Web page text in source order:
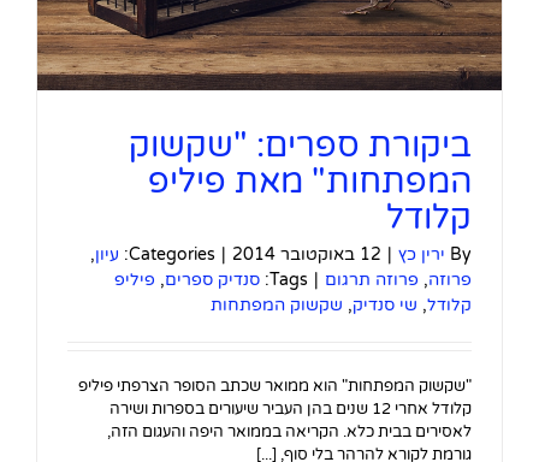
ביקורת ספרים: "שקשוק
המפתחות" מאת פיליפ
קלודל
By ירין כץ | 12 באוקטובר 2014 |
Categories: עיון,
פרוזה, פרוזה תרגום |
Tags: סנדיק ספרים, פיליפ
קלודל, שי סנדיק, שקשוק המפתחות
"שקשוק המפתחות" הוא ממואר שכתב הסופר הצרפתי פיליפ
קלודל אחרי 12 שנים בהן העביר שיעורים בספרות ושירה
לאסירים בבית כלא. הקריאה בממואר היפה והעגום הזה,
גורמת לקורא להרהר בלי סוף, [...]